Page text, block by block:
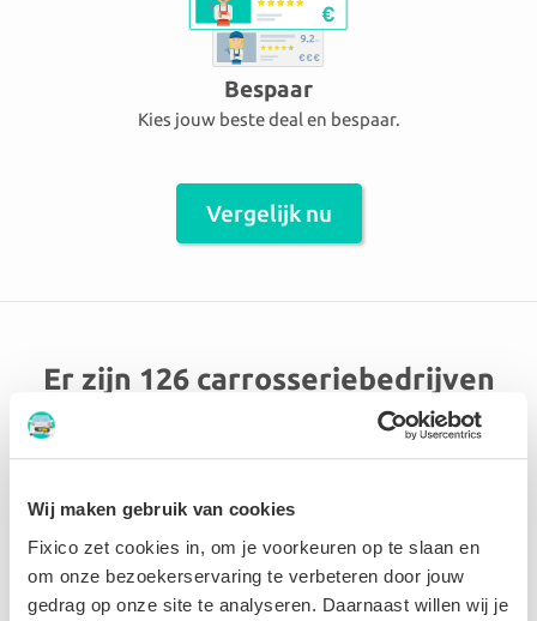
Wij maken gebruik van cookies
Fixico zet cookies in, om je voorkeuren op te slaan en
om onze bezoekerservaring te verbeteren door jouw
gedrag op onze site te analyseren. Daarnaast willen wij je
Bespaar
Kies jouw beste deal en bespaar.
Vergelijk nu
Er zijn 126 carrosseriebedrijven
aangesloten in de omgeving Groot-
Bijgaarden
9.3 Perfect